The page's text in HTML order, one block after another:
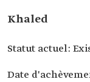
Khaled
Statut actuel:
Date